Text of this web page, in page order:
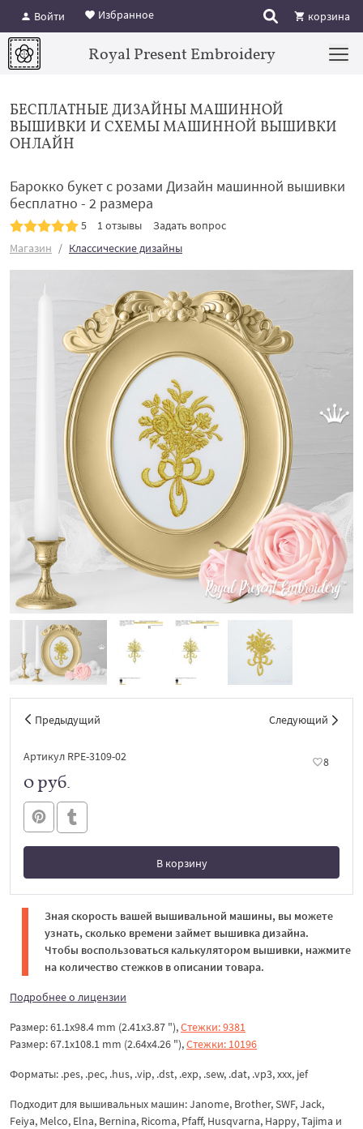
Войти Избранное корзина
Royal Present Embroidery
БЕСПЛАТНЫЕ ДИЗАЙНЫ МАШИННОЙ
ВЫШИВКИ И СХЕМЫ МАШИННОЙ ВЫШИВКИ
ОНЛАЙН
Барокко букет с розами Дизайн машинной вышивки
бесплатно - 2 размера
5 1 отзывы
Задать вопрос
Магазин
Классические дизайны
Предыдущий Следующий
Артикул RPE-3109-02 8
0 руб.
В корзину
В корзине
Зная скорость вашей вышивальной машины, вы можете
узнать, сколько времени займет вышивка дизайна.
Чтобы воспользоваться калькулятором вышивки, нажмите
на количество стежков в описании товара.
Подробнее о лицензии
Размер: 61.1x98.4 mm (2.41x3.87 "),Стежки: 9381
Размер: 67.1x108.1 mm (2.64x4.26 "),Стежки: 10196
Форматы: .pes, .pec, .hus, .vip, .dst, .exp, .sew, .dat, .vp3, xxx, jef
Подходит для вышивальных машин: Janome, Brother, SWF, Jack,
Feiya, Melco, Elna, Bernina, Ricoma, Pfaff, Husqvarna, Happy, Tajima и